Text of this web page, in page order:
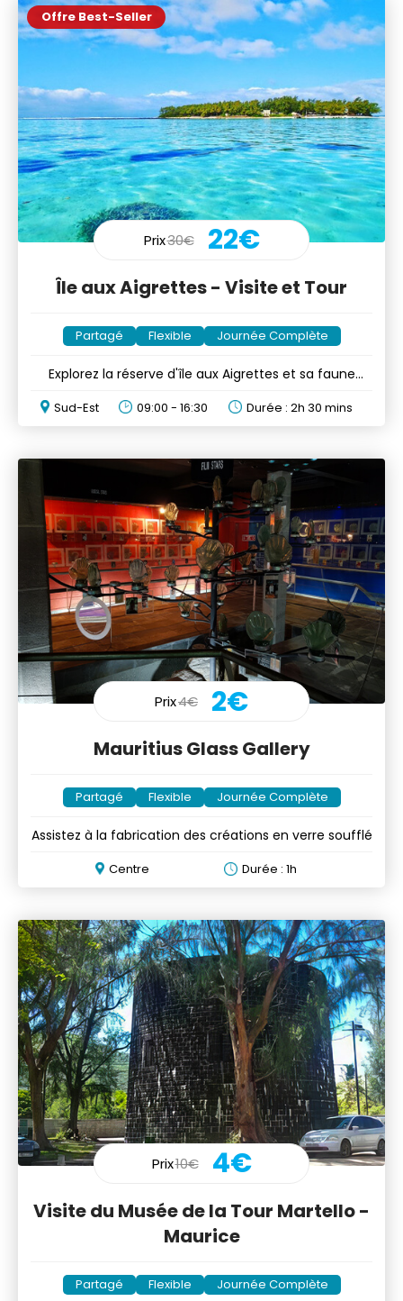
Offre Best-Seller
Prix30€ 22€
Île aux Aigrettes - Visite et Tour
Partagé Flexible Journée Complète
Explorez la réserve d'île aux Aigrettes et sa faune
Sud-Est 09:00 - 16:30 Durée : 2h 30 mins
Prix4€ 2€
Mauritius Glass Gallery
Partagé Flexible Journée Complète
Assistez à la fabrication des créations en verre soufflé
Centre Durée : 1h
Prix10€ 4€
Visite du Musée de la Tour Martello -
Maurice
Partagé Flexible Journée Complète